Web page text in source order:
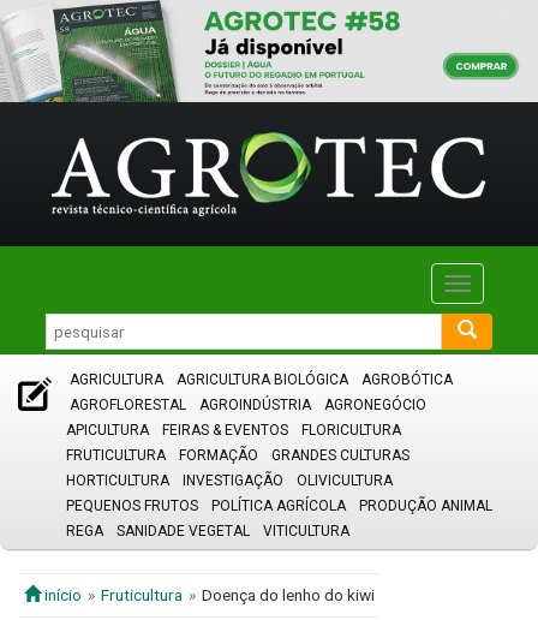
Toggle
AGRICULTURA AGRICULTURA BIOLÓGICA
AGROBÓTICA
AGROFLORESTAL
AGROINDÚSTRIA
AGRONEGÓCIO
APICULTURA
FEIRAS & EVENTOS
FLORICULTURA
FRUTICULTURA
FORMAÇÃO
GRANDES CULTURAS
HORTICULTURA
INVESTIGAÇÃO
OLIVICULTURA
PEQUENOS FRUTOS
POLÍTICA AGRÍCOLA
PRODUÇÃO ANIMAL
REGA
SANIDADE VEGETAL VITICULTURA
início Fruticultura Doença do lenho do kiwi